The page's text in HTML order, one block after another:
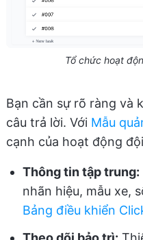
Tổ chức hoạt
Bạn cần sự rõ ràng và
câu trả lời. Với Mẫu
cạnh của hoạt động
Thông tin tập trung:
nhãn hiệu, mẫu xe,
Bảng điều khiển